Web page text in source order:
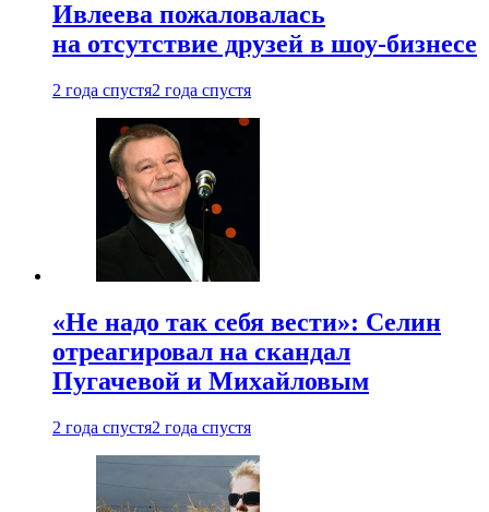
Ивлеева пожаловалась
на отсутствие друзей в шоу-бизнесе
2 года спустя2 года спустя
«Не надо так себя вести»: Селин
отреагировал на скандал
Пугачевой и Михайловым
2 года спустя2 года спустя